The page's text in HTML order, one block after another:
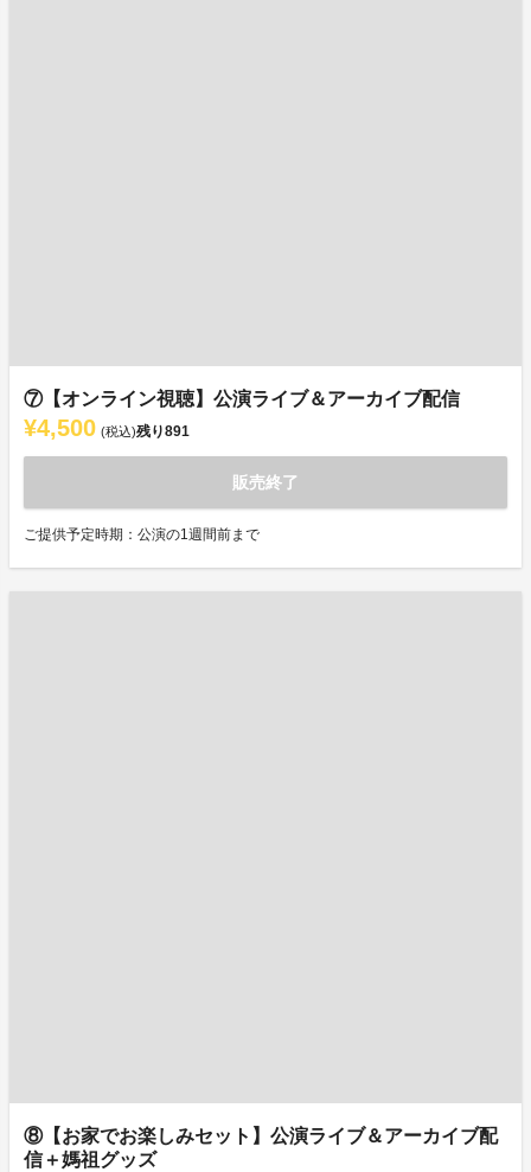
⑦【オンライン視聴】公演ライブ＆アーカイブ配信
¥4,500 (税込)残り891
販売終了
ご提供予定時期：公演の1週間前まで
⑧【お家でお楽しみセット】公演ライブ＆アーカイブ配
信＋媽祖グッズ